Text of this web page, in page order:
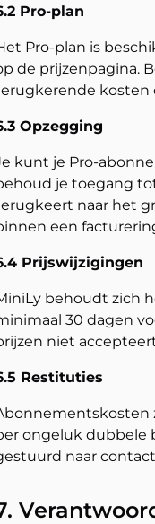
Pro-plan
Pro-plan is
de prijzenpagina.
kosten
Opzegging
kunt je Pro-
je toegang
naar het
een
Prijswijzigingen
behoudt zich
30 dagen
niet
Restituties
ongeluk dubbele
naar